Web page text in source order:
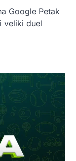
Google Petak
veliki duel